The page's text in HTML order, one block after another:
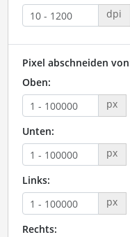
dpi
Pixel abschneiden
Oben:
px
Unten:
px
Links:
px
Rechts: